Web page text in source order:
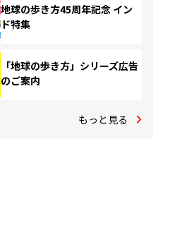
地球の歩き方45周年記念 イン
ド特集
「地球の歩き方」シリーズ広告
のご案内
もっと見る